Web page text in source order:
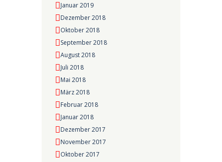
Januar 2019
Dezember 2018
Oktober 2018
September 2018
August 2018
Juli 2018
Mai 2018
März 2018
Februar 2018
Januar 2018
Dezember 2017
November 2017
Oktober 2017